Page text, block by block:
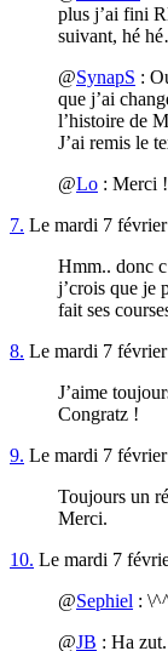
plus j’ai fini
suivant, hé
@SynapS :
que j’ai
l’histoire de
J’ai remis le
@Lo : Merci
7. Le mardi 7
Hmm.. donc
j’crois que je
fait ses
8. Le mardi 7
J’aime
Congratz !
9. Le mardi 7
Toujours un
Merci.
10. Le mardi 7
@Sephiel :
@JB : Ha